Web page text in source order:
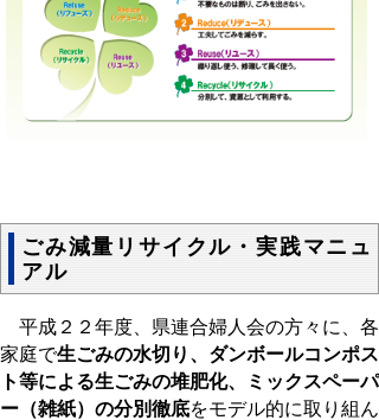
ごみ減量リサイクル・実践マニュ
アル
平成２２年度、県連合婦人会の方々に、各
家庭で生ごみの水切り、ダンボールコンポス
ト等による生ごみの堆肥化、ミックスペーパ
ー（雑紙）の分別徹底をモデル的に取り組ん